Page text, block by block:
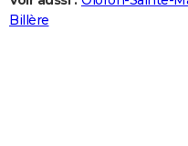
Destinations
City break
Voyage nature
Voyage de noces
Forum
Climat
+
PHOTO
Billère